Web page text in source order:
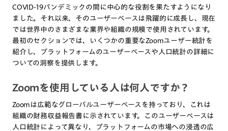
COVID-19パンデミックの間に中心的な役割を果たすようになり
ました。それ以来、そのユーザーベースは飛躍的に成長し、現在
では世界中のさまざまな業界や組織の規模で使用されています。
最初のセクションでは、いくつかの重要なZoomユーザー統計を
紹介し、プラットフォームのユーザーベースや人口統計の詳細に
ついての洞察を提供します。
Zoomを使用している人は何人ですか？
Zoomは広範なグローバルユーザーベースを持っており、これは
組織の財務収益報告書に示されています。このユーザーベースは
人口統計によって異なり、プラットフォームの市場への浸透の広